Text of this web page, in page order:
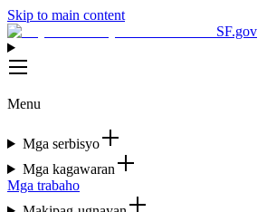
Skip to main content
SF.gov
Menu
Mga serbisyo
Mga kagawaran
Mga trabaho